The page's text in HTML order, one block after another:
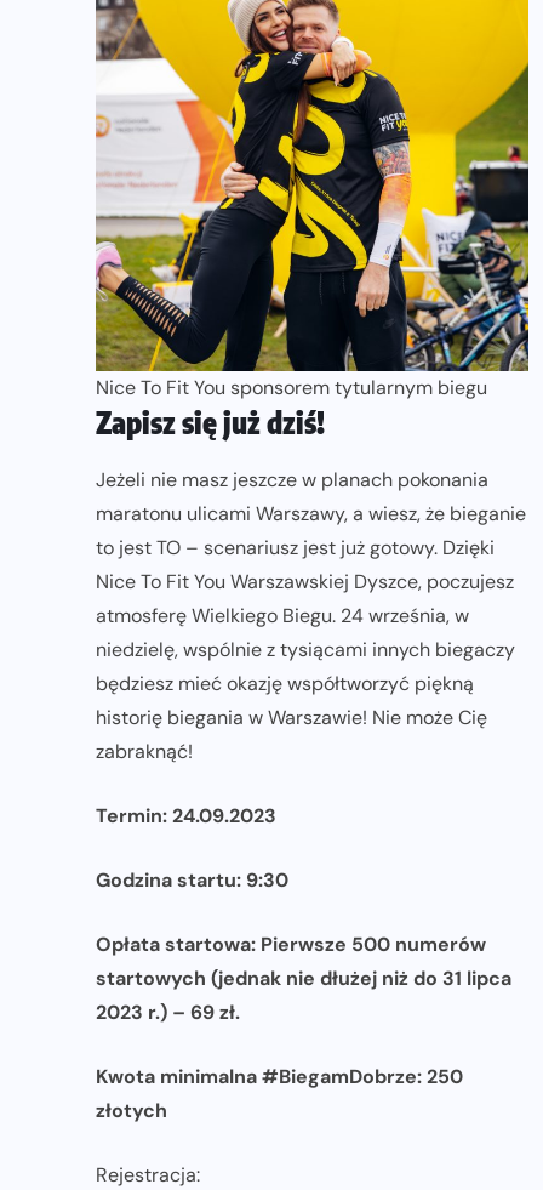
Nice To Fit You sponsorem tytularnym biegu
Zapisz się już dziś!
Jeżeli nie masz jeszcze w planach pokonania
maratonu ulicami Warszawy, a wiesz, że bieganie
to jest TO – scenariusz jest już gotowy. Dzięki
Nice To Fit You Warszawskiej Dyszce, poczujesz
atmosferę Wielkiego Biegu. 24 września, w
niedzielę, wspólnie z tysiącami innych biegaczy
będziesz mieć okazję współtworzyć piękną
historię biegania w Warszawie! Nie może Cię
zabraknąć!
Termin: 24.09.2023
Godzina startu: 9:30
Opłata startowa: Pierwsze 500 numerów
startowych (jednak nie dłużej niż do 31 lipca
2023 r.) – 69 zł.
Kwota minimalna #BiegamDobrze: 250
złotych
Rejestracja: